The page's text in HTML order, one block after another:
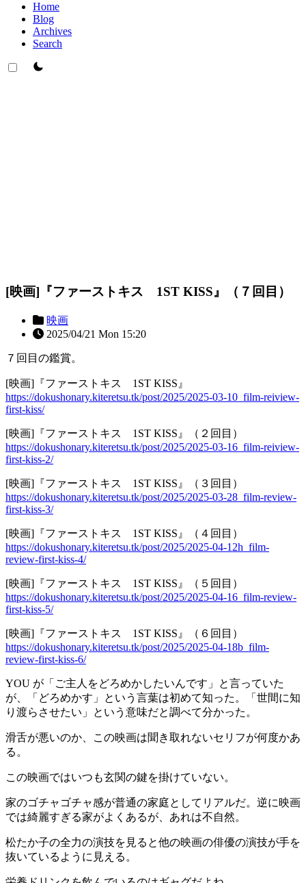
Home
Blog
Archives
Search
theme switcher
[映画]『ファーストキス 1ST KISS』（７回目）
映画
2025/04/21 Mon 15:20
７回目の鑑賞。
[映画]『ファーストキス 1ST KISS』
https://dokushonary.kiteretsu.tk/post/2025/2025-03-10_film-reiview-
first-kiss/
[映画]『ファーストキス 1ST KISS』（２回目）
https://dokushonary.kiteretsu.tk/post/2025/2025-03-16_film-reiview-
first-kiss-2/
[映画]『ファーストキス 1ST KISS』（３回目）
https://dokushonary.kiteretsu.tk/post/2025/2025-03-28_film-review-
first-kiss-3/
[映画]『ファーストキス 1ST KISS』（４回目）
https://dokushonary.kiteretsu.tk/post/2025/2025-04-12h_film-
review-first-kiss-4/
[映画]『ファーストキス 1ST KISS』（５回目）
https://dokushonary.kiteretsu.tk/post/2025/2025-04-16_film-review-
first-kiss-5/
[映画]『ファーストキス 1ST KISS』（６回目）
https://dokushonary.kiteretsu.tk/post/2025/2025-04-18b_film-
review-first-kiss-6/
YOU が「ご主人をどろめかしたいんです」と言っていた
が、「どろめかす」という言葉は初めて知った。「世間に知
り渡らさせたい」という意味だと調べて分かった。
滑舌が悪いのか、この映画は聞き取れないセリフが何度かあ
る。
この映画ではいつも玄関の鍵を掛けていない。
家のゴチャゴチャ感が普通の家庭としてリアルだ。逆に映画
では綺麗すぎる家がよくあるが、あれは不自然。
松たか子の全力の演技を見ると他の映画の俳優の演技が手を
抜いているように見える。